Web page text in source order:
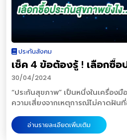
ประกันสังคม
เช็ค 4 ข้อต้องรู้ ! เลือกซื้
ไง…ให้เหมาะกับตัวเอง
30/04/2024
“ประกันสุขภาพ” เป็นหนึ่งในเครื่องมื
ความเสี่ยงจากเหตุการณ์ไม่คาดฝันที่
หรือเงินที่เราสำรองไว้ใช้จ่ายลดลง
จึงเป็นตัวช่วยสำคัญในการบริหารคว
อ่านรายละเอียดเพิ่มเติม